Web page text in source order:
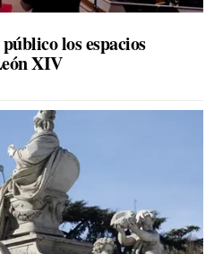
los espacios
XIV